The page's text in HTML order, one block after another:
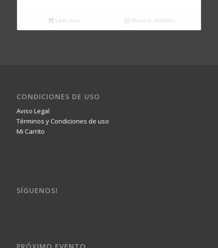
Leer más Mostrar detalles
CONDICIONES DE USO
Aviso Legal
Términos y Condiciones de uso
Mi Carrito
SÍGUENOS!